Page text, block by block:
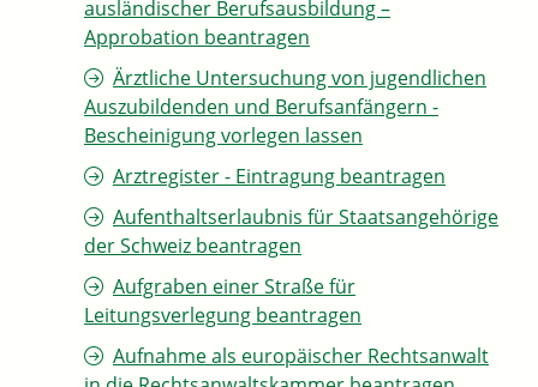
ausländischer Berufsausbildung –
Approbation beantragen
Ärztliche Untersuchung von jugendlichen
Auszubildenden und Berufsanfängern -
Bescheinigung vorlegen lassen
Arztregister - Eintragung beantragen
Aufenthaltserlaubnis für Staatsangehörige
der Schweiz beantragen
Aufgraben einer Straße für
Leitungsverlegung beantragen
Aufnahme als europäischer Rechtsanwalt